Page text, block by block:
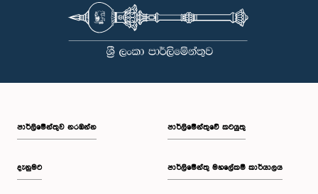
පාර්ලි‌මේන්තුව නරඹන්න
දැනුමට
පාර්ලිමේන්තුවේ කටයුතු
පාර්ලිමේන්තු මහලේකම් කාර්යාලය